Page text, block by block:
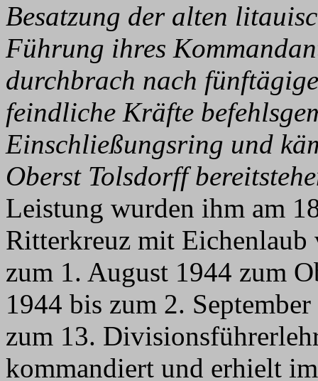
Besatzung der alten
Führung ihres
durchbrach nach
feindliche Kräfte
Einschließungsring und
Oberst Tolsdorff
Leistung wurden ihm am
Ritterkreuz mit Eichenlaub
zum 1. August 1944 zum
1944 bis zum 2.
zum 13.
kommandiert und erhielt